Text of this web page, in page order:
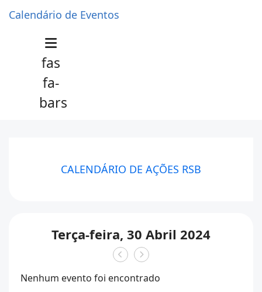
Calendário de Eventos
fas
fa-
bars
CALENDÁRIO DE AÇÕES RSB
Terça-feira, 30 Abril 2024
Nenhum evento foi encontrado